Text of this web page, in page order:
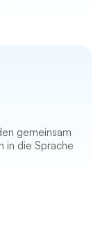
gemeinsam
in die Sprache